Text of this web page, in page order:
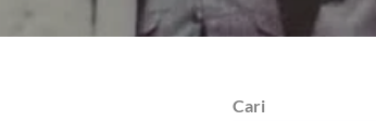
Cari